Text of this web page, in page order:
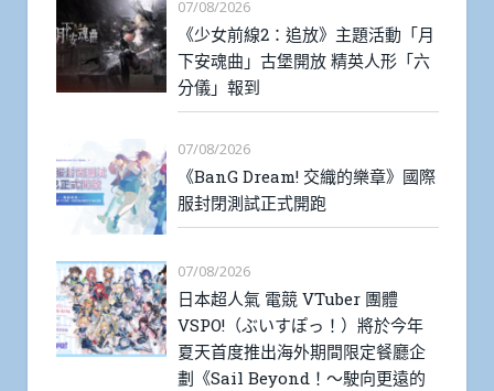
07/08/2026
《少女前線2：追放》主題活動「月
下安魂曲」古堡開放 精英人形「六
分儀」報到
07/08/2026
《BanG Dream! 交織的樂章》國際
服封閉測試正式開跑
07/08/2026
日本超人氣 電競 VTuber 團體
VSPO!（ぶいすぽっ！）將於今年
夏天首度推出海外期間限定餐廳企
劃《Sail Beyond！～駛向更遠的